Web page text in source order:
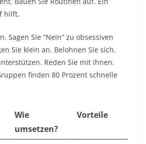
hilft.​
Sagen Sie “Nein” zu obsessiven
Sie klein an. Belohnen Sie sich.
Reden Sie mit ihnen.
finden 80 Prozent schnelle
Wie
umsetzen?
Vorteile